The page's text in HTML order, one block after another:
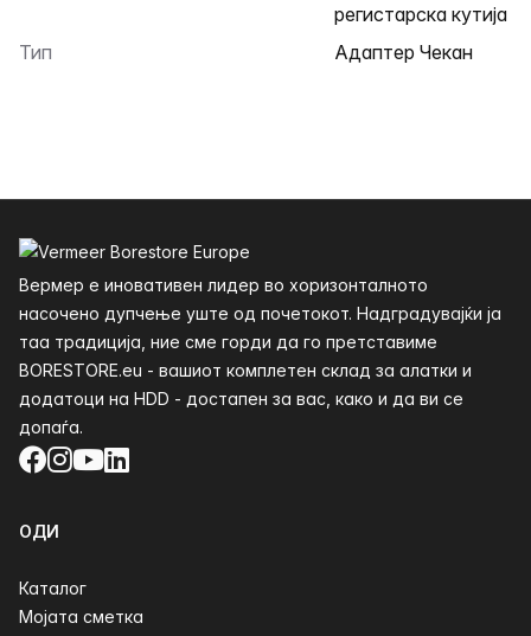
регистарска кутија
Тип
Адаптер Чекан
Вермер е иновативен лидер во хоризонталното
насочено дупчење уште од почетокот. Надградувајќи ја
таа традиција, ние сме горди да го претставиме
BORESTORE.eu - вашиот комплетен склад за алатки и
додатоци на HDD - достапен за вас, како и да ви се
допаѓа.
Facebook
Instagram
YouTube
LinkedIn
ОДИ
Каталог
Мојата сметка